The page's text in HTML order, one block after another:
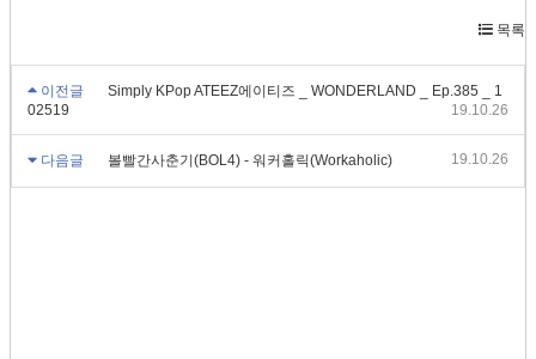
목록
이전글
Simply KPop ATEEZ에이티즈 _ WONDERLAND _ Ep.385 _ 1
02519
19.10.26
다음글 볼빨간사춘기(BOL4) - 워커홀릭(Workaholic) 19.10.26